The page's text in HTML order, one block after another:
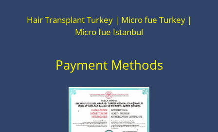
Hair Transplant Turkey | Micro fue Turkey |
Micro fue Istanbul
Payment Methods